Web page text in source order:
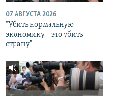
07 АВГУСТА 2026
"Убить нормальную
экономику – это убить
страну"